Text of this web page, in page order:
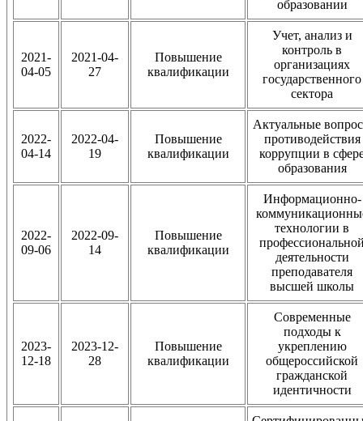
образовании
2021-
04-05
2021-04-
27
Повышение
квалификации
Учет, анализ и
контроль в
организациях
государственного
сектора
2022-
04-14
2022-04-
19
Повышение
квалификации
Актуальные
противодействия
коррупции в
образования
2022-
09-06
2022-09-
14
Повышение
квалификации
Информационно-
технологии в
деятельности
преподавателя
высшей школы
2023-
12-18
2023-12-
28
Повышение
квалификации
Современные
подходы к
укреплению
общероссийской
гражданской
идентичности